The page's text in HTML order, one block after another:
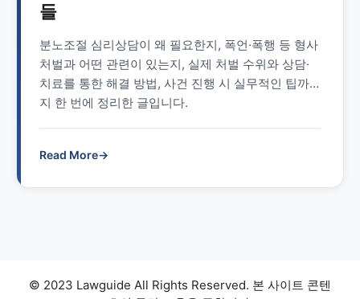
들
분노조절 심리상담이 왜 필요한지, 폭언·폭행 등 형사
처벌과 어떤 관련이 있는지, 실제 처벌 수위와 상담·
치료를 통한 해결 방법, 사건 진행 시 실무적인 팁까
지 한 번에 정리한 글입니다.
Read More→
© 2023 Lawguide All Rights Reserved. 본 사이트 콘텐